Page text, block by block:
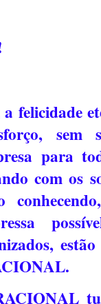
felicidade
sem
para
com os